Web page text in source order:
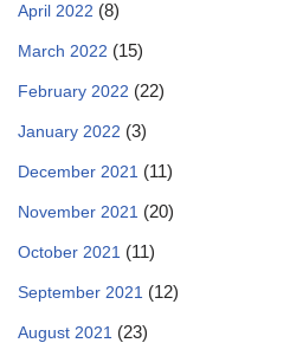
April 2022 (8)
March 2022 (15)
February 2022 (22)
January 2022 (3)
December 2021 (11)
November 2021 (20)
October 2021 (11)
September 2021 (12)
August 2021 (23)